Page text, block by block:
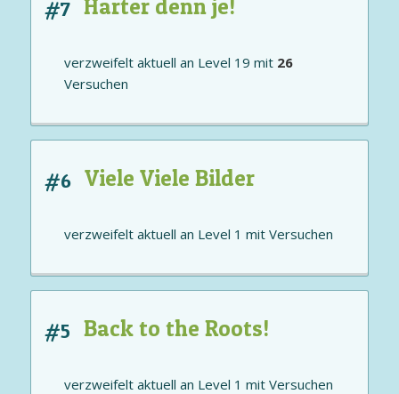
#7 Härter denn je!
verzweifelt aktuell an Level 19 mit 26
Versuchen
#6 Viele Viele Bilder
verzweifelt aktuell an Level 1 mitVersuchen
#5 Back to the Roots!
verzweifelt aktuell an Level 1 mitVersuchen